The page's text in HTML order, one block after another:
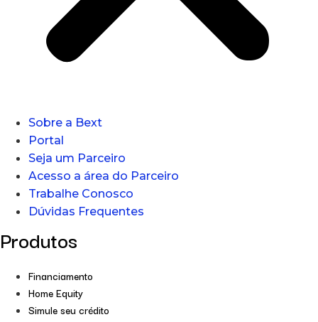
Sobre a Bext
Portal
Seja um Parceiro
Acesso a área do Parceiro
Trabalhe Conosco
Dúvidas Frequentes
Produtos
Financiamento
Home Equity
Simule seu crédito